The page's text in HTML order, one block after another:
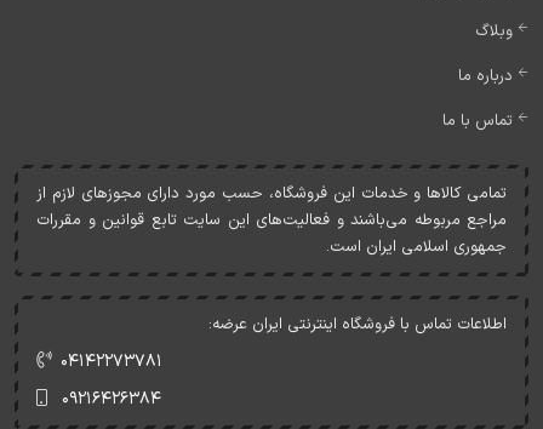
وبلاگ
درباره ما
تماس با ما
تمامی کالاها و خدمات اين فروشگاه، حسب مورد دارای مجوزهای لازم از
مراجع مربوطه می‌باشند و فعاليت‌های اين سايت تابع قوانين و مقررات
جمهوری اسلامی ايران است.
اطلاعات تماس با فروشگاه اینترنتی ایران عرضه:
۰۴۱۴۲۲۷۳۷۸۱
۰۹۲۱۶۴۲۶۳۸۴